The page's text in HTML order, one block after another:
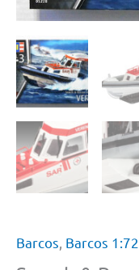
Barcos Barcos 1:72